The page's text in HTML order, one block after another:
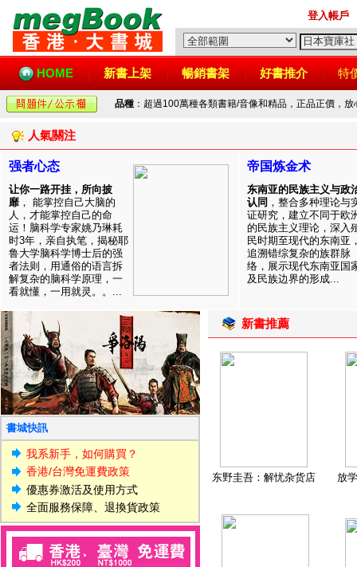
登入帳戶
HOME 新書上架 暢銷書架 好書推介 特
品種 ：超過100萬種各類書籍/音像和精品，正品正價，
人氣關注
强者心态
让你一路开挂，所向披
靡 ， 能掌控自己大脑的
人，才能掌控自己的命
运！脑科学专家姚乃琳耗
时3年，亲自执笔，揭秘耶
鲁大学脑科学博士后的强
者法则，用通俗的语言拆
解复杂的脑科学原理，一
看就懂，一用就灵。。...
帝国炼金术
东南亚的民族主义与政
认同 ，整合多种理论与
证研究，建立不同于欧
的民族主义理论，深入
民时期至现代的东南亚
追溯错综复杂的族群脉
络，展示现代东南亚国
及民族边界的形成...
書城快訊
我系新手，如何購買？
香港/台灣免運費政策
優惠券激活及使用方式
全面服務保障、退換貨政策
新書推薦
东野圭吾：解忧杂货店 放